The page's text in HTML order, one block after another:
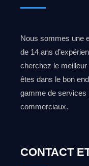
Nous sommes une
de 14 ans
cherchez le
êtes dans le bon
gamme de services
commerciaux.
CONTACT